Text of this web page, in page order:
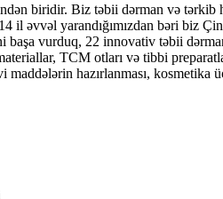
biridir. Biz təbii dərman və tərkib
əvvəl yarandığımızdan bəri biz
vurduq, 22 innovativ təbii
TCM otları və tibbi
hazırlanması, kosmetika